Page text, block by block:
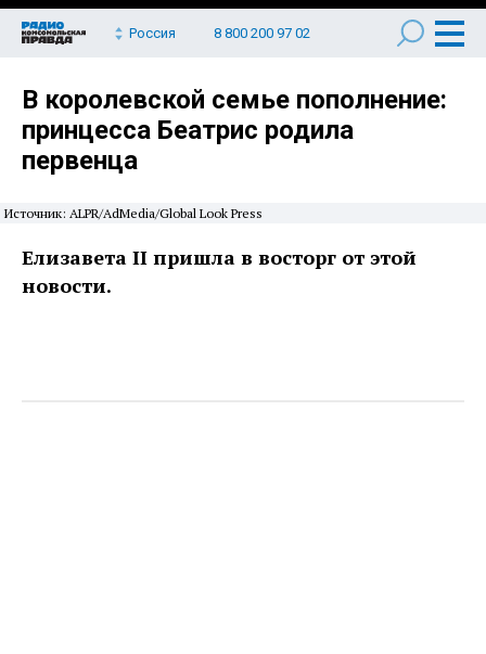
Россия 8 800 200 97 02
В королевской семье пополнение:
принцесса Беатрис родила
первенца
Источник: ALPR/AdMedia/Global Look Press
Елизавета II пришла в восторг от этой
новости.